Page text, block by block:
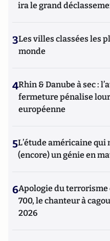
ira le grand
3Les villes classées les
monde
4Rhin & Danube à sec :
fermeture pénalise
européenne
5L’étude américaine qui
(encore) un génie en
6Apologie du terrorisme
700, le chanteur à
2026